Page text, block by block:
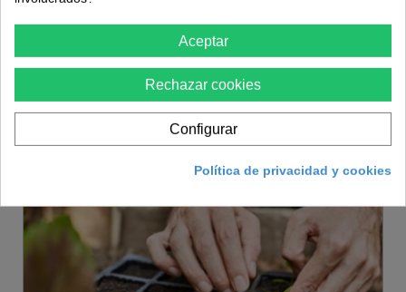
Cómo cambiar las escobillas del
taladro
Publicado el : 17/03/2023 13:33:20 | categorías :Bricolaje,
Herramientas de bricolaje
Aceptar
Rechazar cookies
Configurar
Política de privacidad y cookies